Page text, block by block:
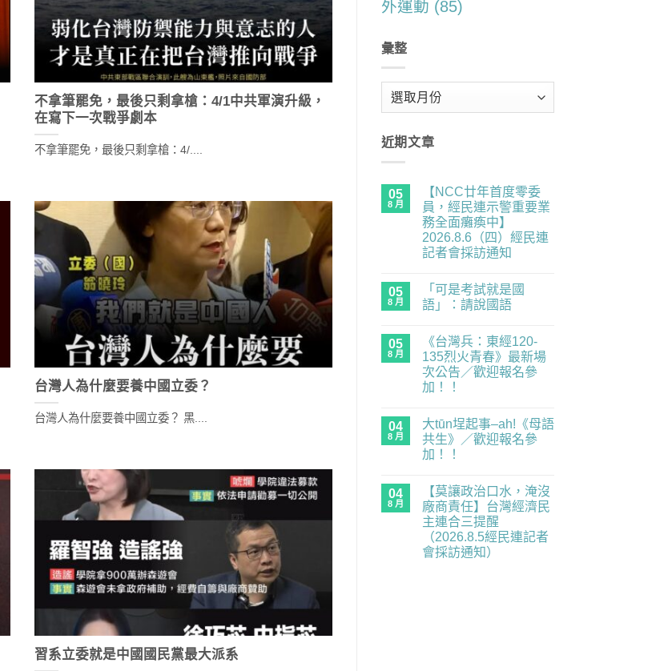
不拿筆罷免，最後只剩拿槍：4/1中共軍演升級，
在寫下一次戰爭劇本
不拿筆罷免，最後只剩拿槍：4/....
台灣人為什麼要養中國立委？
台灣人為什麼要養中國立委？ 黑....
習系立委就是中國國民黨最大派系
外運動 (85)
彙整
近期文章
05
8 月
【NCC廿年首度零委
員，經民連示警重要業
務全面癱瘓中】
2026.8.6（四）經民連
記者會採訪通知
年
首
委
員，
經
民
連
示
要
業
務
全
中】
2026.8.6（四）
經
民
記
者
言
05
8 月
「可是考試就是國
語」：請說國語
是
考
試
就
是
國
說
國
語〉
中
留
言
05
8 月
《台灣兵：東經120-
135烈火青春》最新場
次公告／歡迎報名參
加！！
灣
兵：
東
經
青
春》
最
場
次
留
言
04
8 月
大tūn埕起事–ah!《母語
共生》／歡迎報名參
加！！
tūn
埕
起
事
ah!
《母
言
04
8 月
【莫讓政治口水，淹沒
廠商責任】台灣經濟民
主連合三提醒
（2026.8.5經民連記者
會採訪通知）